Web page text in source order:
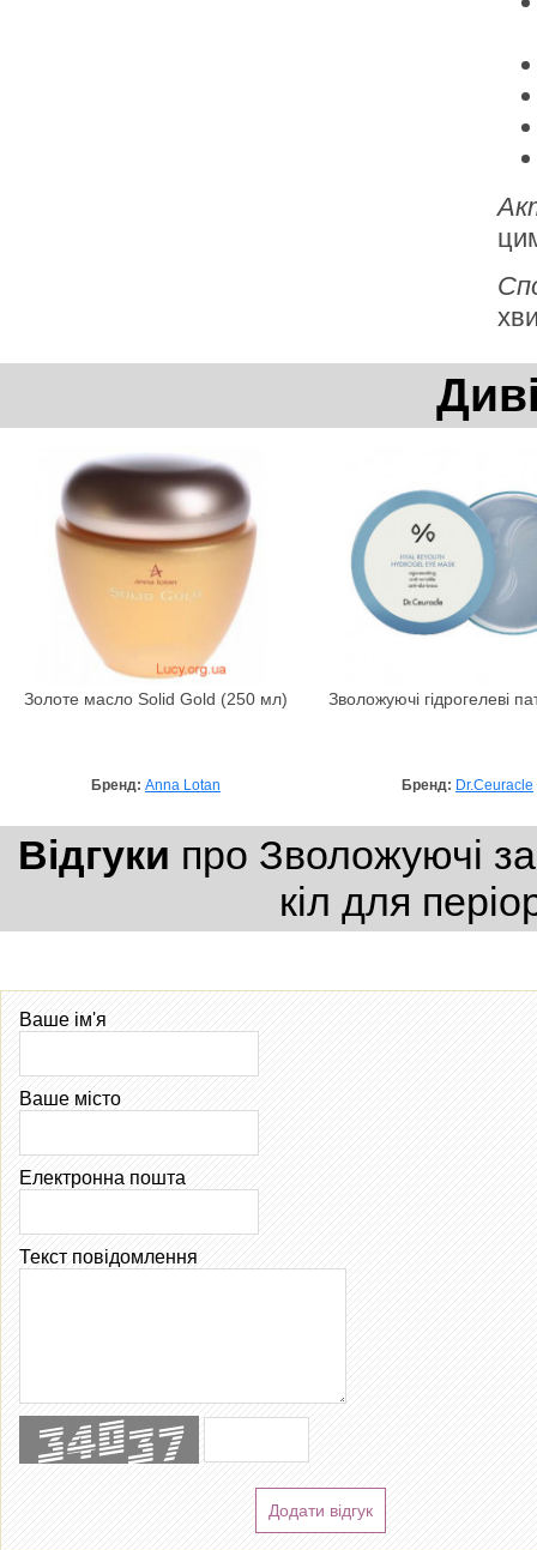
Золоте масло Solid Gold (250 мл)
Бренд: Anna Lotan
Зволожуючі гідрогелеві
Бренд: Dr.Ceuracle
Відгуки про Зволожуючі
кіл для
Ваше ім'я
Ваше місто
Електронна пошта
Текст повідомлення
Додати відгук